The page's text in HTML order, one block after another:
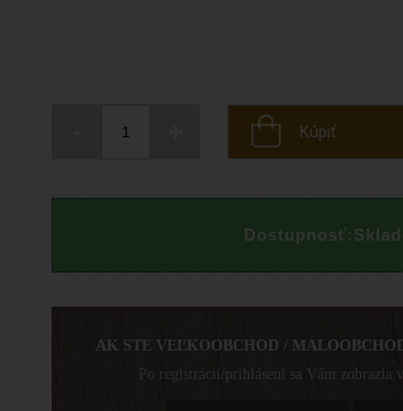
Kúpiť
Dostupnosť:
AK STE VEĽKOOBCHOD /
Po registrácií/prihlásení sa Vám zobrazia